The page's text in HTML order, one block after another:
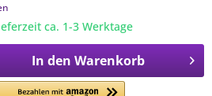
ca. 1-3 Werktage
In den Warenkorb